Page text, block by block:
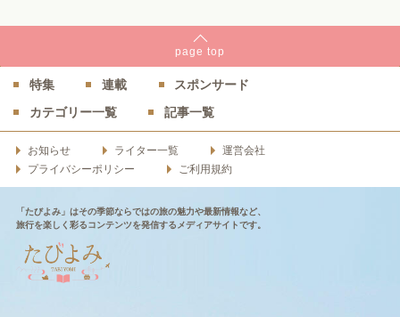
page top
特集 連載
スポンサード
カテゴリー一覧
記事一覧
お知らせ ライター一覧
運営会社
プライバシーポリシー
ご利用規約
「たびよみ」はその季節ならではの旅の魅力や最新情報など、
旅行を楽しく彩るコンテンツを発信するメディアサイトです。